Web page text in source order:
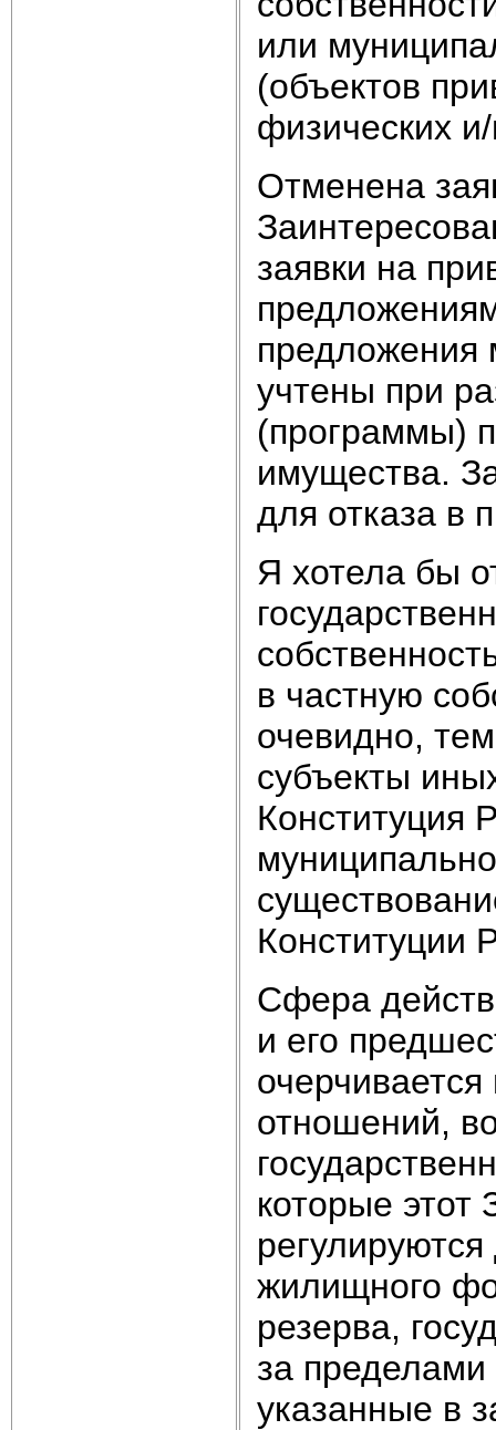
или
(объектов
физических
Отменена
заявки на
предложения
учтены при
(программы)
имущества.
для отказа в
Я хотела бы
в частную
очевидно,
субъекты
Конституция
Конституции
Сфера
и его
отношений,
которые этот
жилищного
резерва,
за пределами
указанные в